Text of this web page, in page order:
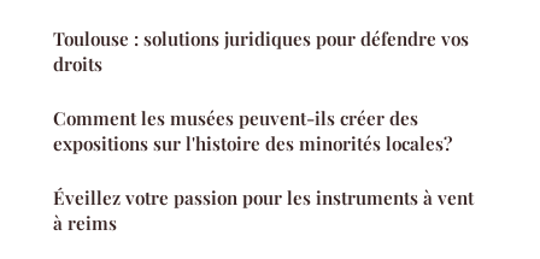
Toulouse : solutions juridiques pour défendre vos
droits
Comment les musées peuvent-ils créer des
expositions sur l'histoire des minorités locales?
Éveillez votre passion pour les instruments à vent
à reims